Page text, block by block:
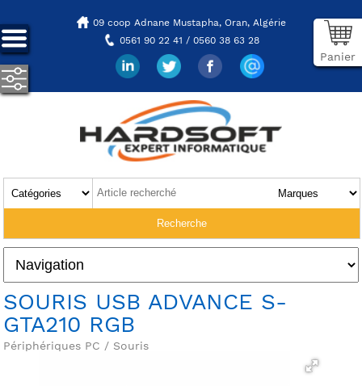
09 coop Adnane Mustapha, Oran, Algérie
0561 90 22 41 / 0560 38 63 28
Panier
SOURIS USB ADVANCE S-
GTA210 RGB
Périphériques PC / Souris